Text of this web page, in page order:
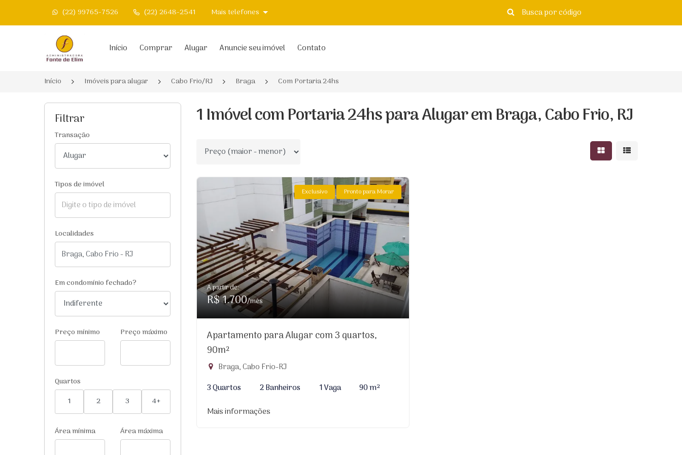
(22) 99765-7526 (22) 2648-2541 Mais telefones
Página inicial Início Comprar Alugar Anuncie seu imóvel Contato
Início Imóveis para alugar Cabo Frio/RJ Braga Com Portaria 24hs
Filtrar
Transação
Tipos de imóvel
Localidades
Em condomínio fechado?
Preço mínimo Preço máximo
Quartos
1
2 3 4+
Área mínima Área máxima
1 Imóvel com Portaria 24hs para Alugar em Braga, Cabo Frio, RJ
Ordenar por Mostrar resultados
Mostrar
Exclusivo Pronto para Morar
A partir de:
R$ 1.700/mês
Apartamento para Alugar com 3 quartos,
90m²
Braga, Cabo Frio-RJ
3 Quartos
2 Banheiros 1 Vaga
90 m²
Mais informações